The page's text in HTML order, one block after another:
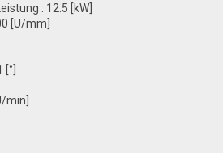
: 12.5 [kW]
[U/mm]
min]